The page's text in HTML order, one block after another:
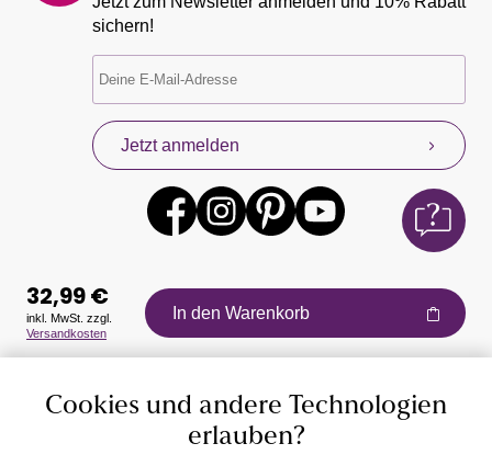
sichern!
Jetzt anmelden
Auszeichnungen
32,99 €
inkl. MwSt. zzgl.
Versandkosten
In den Warenkorb
Cookies und andere Technologien
erlauben?